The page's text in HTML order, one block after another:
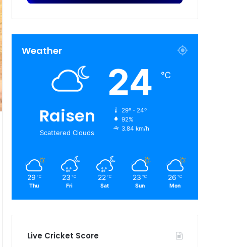
Weather
Raisen
Scattered Clouds
24 ℃
29º - 24º
92%
3.84 km/h
29 ℃
Thu
23 ℃
Fri
22 ℃
Sat
23 ℃
Sun
26 ℃
Mon
Live Cricket Score